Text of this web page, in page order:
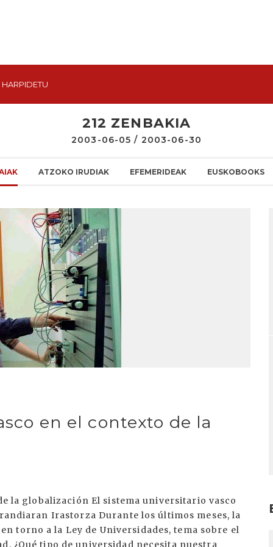
HARPIDETU
212 ZENBAKIA
2003-06-05 / 2003-06-30
ATZOKO IRUDIAK EFEMERIDEAK EUSKOBOOKS
en el contexto de la
etc. Para ello antes deberá flexibilizar su estructura, lo que presenta serias dificultades en la estructura pública, bastantes más que en la privada. Cuando se habla sobre los cambios a introducir en la universidad, con frecuencia se suelen identificar con cambios en el sistema y en las condiciones de las instituciones públicas. Lo más importante es diferenciar debidamente los dos aspectos. Es necesario cambiar las normas y el sistema, pero la máxima responsabilidad está en manos de los actores que los tienen que llevar a cabo. La clave fundamental del cambio son los recursos humanos de la universidad. El ámbito de nuestra universidad ya no son ni España ni Euskal Herria, sino Europa y el mundo, por lo que estamos obligados a contar con una diversidad cultural y lingüística. Y la única manera de conservar nuestra cultura y nuestra lengua es integrarse en una realidad más amplia. Las universidades radicadas en Euskal Herria tienen que adaptarse a lanueva realidad que exige crear conocimientos y difundir la formación. Para que el euskera siga progresando, hay que combinarlo con el castellano, con el inglés y con otras cuantas lenguas. El mayor favor que podemos hacerle al euskera es que en la sociedad científica inglesa haya personas que sepan hablarlo. La función de la universidad consiste en crear conocimientos avanzados y ofrecer procesos de formación. Sin embargo, Euskal Herria tiene una capacidad limitada para crear conocimientos. No podemos crearlos en todos los ámbitos, sino sólo en los que se consideran estratégicos. En este sentido, tampoco puede restringir el proceso formativo a una determinada zona geográfica, ni a una determinada edad. Hay que explorar nuevos mercados y superar los límites existentes en todas aquellas materias en las que podemos ofrecer un valor añadido. Por otra parte, los procesos formativos de los alumnos no se pueden basar exclusivamente en la transmisión del conocimiento y de la información, sino que además hay que inculcarles valores humanos orientados a la formación y al desarrollo de sus capacidades. En una sociedad que cambia a tan increíble velocidad, el estudiante tiene que ser capaz de adaptarse a los nuevos conocimientos y procesos con los que se encontrará durante el proceso de aprendizaje que abarcará toda su vida. Nos encontramos ante un nuevo reto pedagógico consistente en encauzar el significativo y autónomo proceso de aprendizaje del alumno. Toda esta serie de desafíos requieren asimismo modificaciones desde el punto de vista empresarial. La universidad tiene que ser una empresa competitiva que desarrolle su trabajo con calidad. Tiene que adaptar su estructura a estas funciones. No puede ser una isla en el ámbito de la investigación y la formación, sino que debe superar los límites actuales e integrarse en redes más amplias y trabajar en concordancia con otras universidades y empresas de Europa y del mundo. Además, es importante que esta dinámica se desarrolle enel entorno más próximo, para que las universidades radicadas en Euskal Herria sean tanto productoras del valor añadido como medio de comunicación del valor añadido producido por otras entidades. En lo que respecta a la organización, las universidades pública y privadas deben alcanzar un mayor grado de autonomía y flexibilidad (fundamentalmente en la contratación del profesorado y en la adopción de decisiones para la gestión y formación) y dejar atrás las oxidadas y habituales falta de movilidad y burocracia. Sin embargo, la estructura de la universidad es un medio, no una finalidad, puesto que ésta se traduce en crear conocimientos y preparar a las personas. Ni tan siquiera los títulos constituyen un fin, sino simplemente un exponente. Es totalmente necesario que las universidades de la Comunidad Autónoma Vasca se orienten hacia la realidad que acabamos de describir. Para ello, tan importantes como las condiciones impuestas por las instituciones públicas son las decisiones que adopten las propias universidades. En tanto en cuanto la universidad siga constituyendo un valor para el desarrollo de la Comunidad Autónoma Vasca, el Gobierno Vasco tendrá que hacer uso de las competencias y asegurar la continuidad de la misma. Cierto que no tiene la capacidad de condicionar de un Estado, pero en la medida de lo posible debería darles un impulso y establecer condiciones para que las universidades vascas actúen de una forma más coordinada y sean capaces de hacer frente a los retos que tienen ante sí: fijar condiciones legales para que las universidades cuenten con nuevas fuentes de financiación, adoptar medidas legales orientadas a flexibilizar la gestión de las universidades, favorecer la colaboración entre distintas entidades y universidades en aquellas materias que tengan un valor estratégico para Euskal Herria, fomentar la integración internacional, ayudar en el diseño del plan estratégico de recursos humanos para la evolución de Euskal Herria, etc. La Comunidad Autónoma